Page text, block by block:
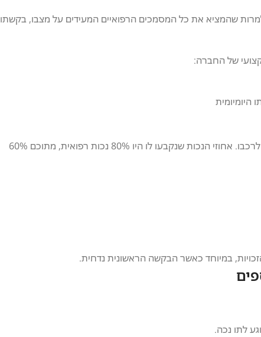
שהמציא את כל המסמכים הרפואיים המעידים על מצבו, בקשתו
של החברה:
לאחר הטיפול המקצועי של החברה, הבקשה אושרה ויוסי קיבל תו נכה לרכבו. אחוזי הנכות שנקבעו לו היו 80% נכות רפואית, מתוכם 60%
במיוחד כאשר הבקשה הראשונית נדחית.
לתו נכה.